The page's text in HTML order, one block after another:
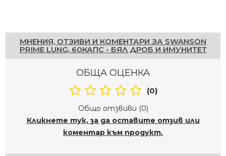
МНЕНИЯ, ОТЗИВИ И КОМЕНТАРИ ЗА SWANSON
PRIME LUNG, 60КАПС - БЯЛ ДРОБ И ИМУНИТЕТ
ОБЩА ОЦЕНКА
(0)
Общо отзвиви (0)
Кликнете тук, за да оставите отзив или
коментар към продукт.